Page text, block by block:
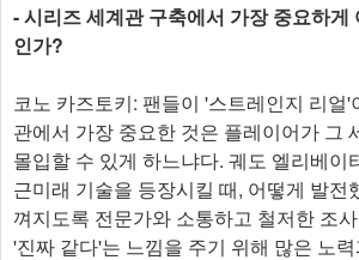
- 시리즈 세계관 구축에서 가장 중요하게
인가?
코노 카즈토키: 팬들이 '스트레인지 리얼'
관에서 가장 중요한 것은 플레이어가 그
몰입할 수 있게 하느냐다. 궤도 엘리베이
근미래 기술을 등장시킬 때, 어떻게 발전
껴지도록 전문가와 소통하고 철저한 조
'진짜 같다'는 느낌을 주기 위해 많은 노